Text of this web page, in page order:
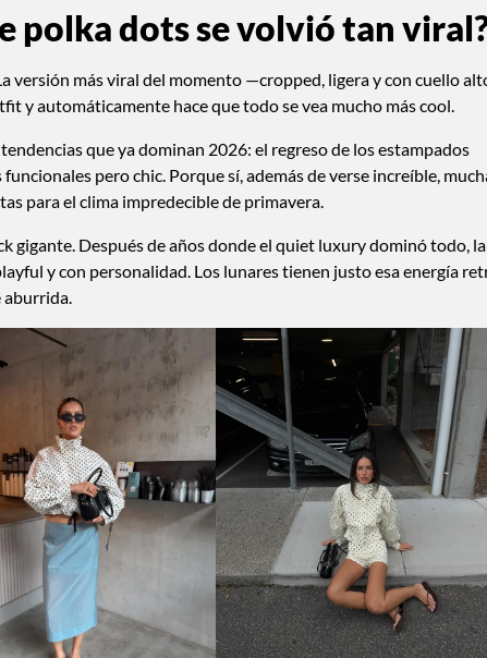
polka dots se volvió tan
versión más viral del momento —cropped, ligera y con cuello
y automáticamente hace que todo se vea mucho más cool.
que ya dominan 2026: el regreso de los estampados
pero chic. Porque sí, además de verse increíble,
para el clima impredecible de primavera.
gigante. Después de años donde el quiet luxury dominó todo, la
y con personalidad. Los lunares tienen justo esa energía
aburrida.